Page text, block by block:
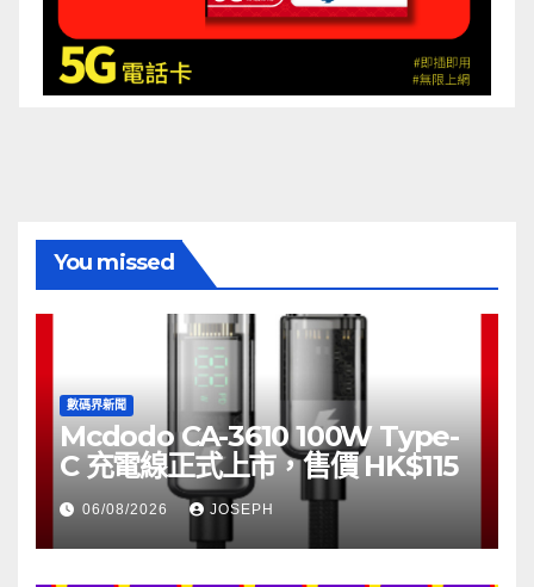
You missed
數碼界新聞
Mcdodo CA-3610 100W Type-
C 充電線正式上市，售價 HK$115
06/08/2026 JOSEPH